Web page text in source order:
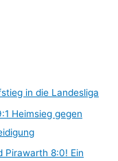
in die Landesliga
Heimsieg gegen
Pirawarth 8:0! Ein